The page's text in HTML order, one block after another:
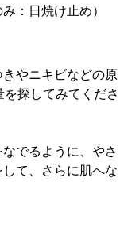
：日焼け止め）
やニキビなどの原
探してみてくださ
でるように、やさ
て、さらに肌へな